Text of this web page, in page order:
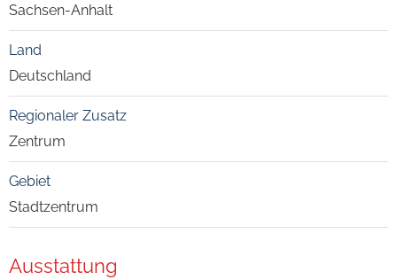
Sachsen-Anhalt
Land
Deutschland
Regionaler Zusatz
Zentrum
Gebiet
Stadtzentrum
Ausstattung